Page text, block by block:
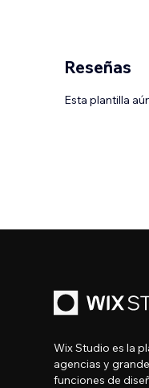
Reseñas
Esta plantilla
Wix Studio es la
agencias y
funciones de